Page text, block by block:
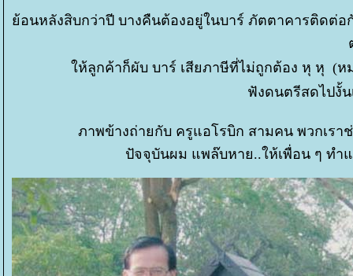
อนหลังสิบกว่าปี บางคืนต้องอยู่ในบาร์ ภัตตาคารติดต่
ห้ลูกค้าก็ผับ บาร์ เสียภาษีที่ไม่ถูกต้อง หุ หุ (ห
ฟังดนตรีสดไปงั้น
ภาพข้างถ่ายกับ ครูแอโรบิก สามคน พวกเร
ปัจจุบันผม แพล๊บหาย..ให้เพื่อน ๆ ทำ